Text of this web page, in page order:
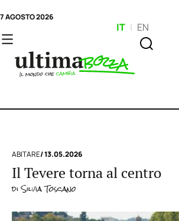
7 AGOSTO 2026
IT | EN
ABITARE/ 13.05.2026
Il Tevere torna al centro
diSilvia Toscano